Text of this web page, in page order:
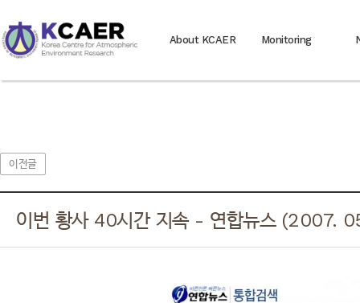
About KCAER Monitoring
이전글
이번 황사 40시간 지속 - 연합뉴스 (2007.